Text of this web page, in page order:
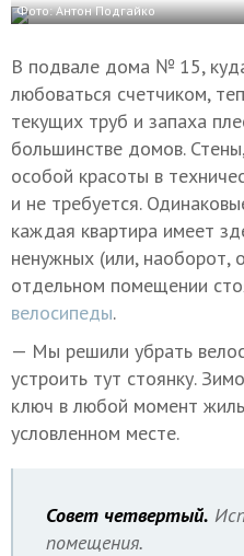
Фото: Антон Подгайко
В подвале дома № 15,
любоваться счетчиком,
текущих труб и запаха
большинстве домов.
особой красоты в
и не требуется.
каждая квартира имеет
ненужных (или, наоборот,
отдельном помещении
велосипеды.
— Мы решили убрать
устроить тут стоянку.
ключ в любой момент
условленном месте.
Совет четвертый.
помещения.